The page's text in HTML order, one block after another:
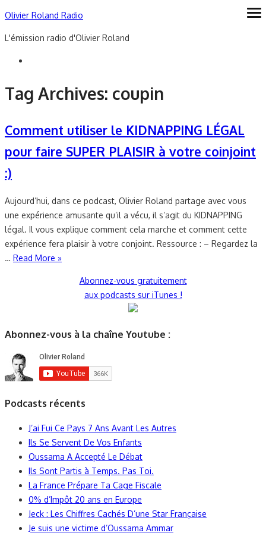
Skip
content
Olivier Roland Radio
L'émission radio d'Olivier Roland
Tag Archives: coupin
Comment utiliser le KIDNAPPING LÉGAL
pour faire SUPER PLAISIR à votre coinjoint
:)
Aujourd’hui, dans ce podcast, Olivier Roland partage avec vous
une expérience amusante qu’il a vécu, il s’agit du KIDNAPPING
légal. Il vous explique comment cela marche et comment cette
expérience fera plaisir à votre conjoint. Ressource : – Regardez la
… Read More »
Abonnez-vous gratuitement
aux podcasts sur iTunes !
Abonnez-vous à la chaîne Youtube :
Podcasts récents
J’ai Fui Ce Pays 7 Ans Avant Les Autres
Ils Se Servent De Vos Enfants
Oussama A Accepté Le Débat
Ils Sont Partis à Temps. Pas Toi.
La France Prépare Ta Cage Fiscale
0% d’Impôt 20 ans en Europe
Jeck : Les Chiffres Cachés D’une Star Française
Je suis une victime d’Oussama Ammar